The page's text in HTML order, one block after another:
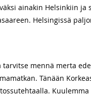
ainakin Helsinkiin ja
Helsingissä
tarvitse mennä merta
Tänään